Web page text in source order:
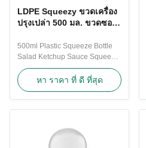
LDPE Squeezy ขวดเครื่อง
ปรุงเปล่า 500 มล. ขวดซอส
500ml Plastic Squeeze Bottle
Salad Ketchup Sauce Squeeze
Bottle Dispenser With Flip Top
Cap Molded for new design
welcome ! The soft squeeze
bottle is great for cafés and
takeaways. This clear sauce
and is made from a durable and
easy to clean plastic. Featuring
หา ราคา ที่ ดี ที่สุด